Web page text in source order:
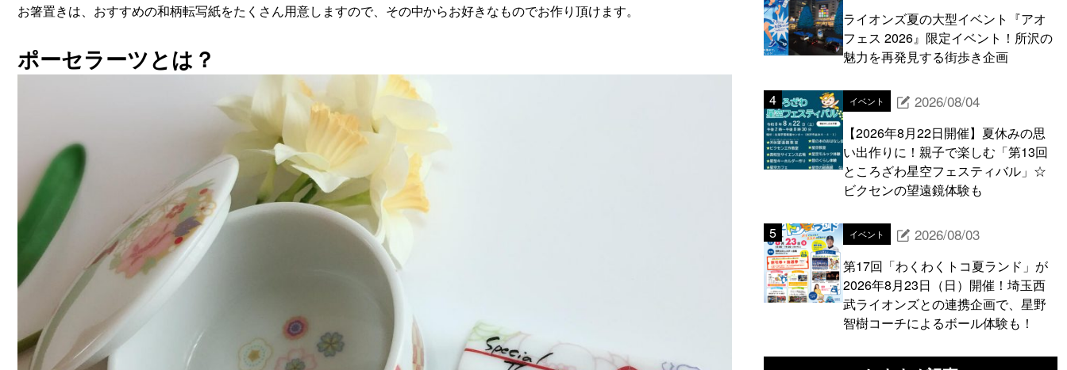
お箸置きは、おすすめの和柄転写紙をたくさん用意しますので、その中からお好きなものでお作り頂けます。
ポーセラーツとは？
ライオンズ夏の大型イベント『アオ
フェス 2026』限定イベント！所沢の
魅力を再発見する街歩き企画
イベント 2026/08/04
【2026年8月22日開催】夏休みの思
い出作りに！親子で楽しむ「第13回
ところざわ星空フェスティバル」☆
ビクセンの望遠鏡体験も
イベント 2026/08/03
第17回「わくわくトコ夏ランド」が
2026年8月23日（日）開催！埼玉西
武ライオンズとの連携企画で、星野
智樹コーチによるボール体験も！